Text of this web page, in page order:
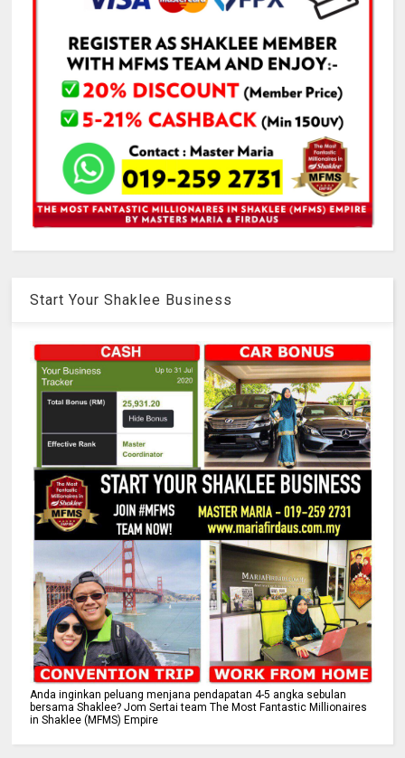
Start Your Shaklee Business
Anda inginkan peluang menjana pendapatan 4-5 angka sebulan
bersama Shaklee? Jom Sertai team The Most Fantastic Millionaires
in Shaklee (MFMS) Empire